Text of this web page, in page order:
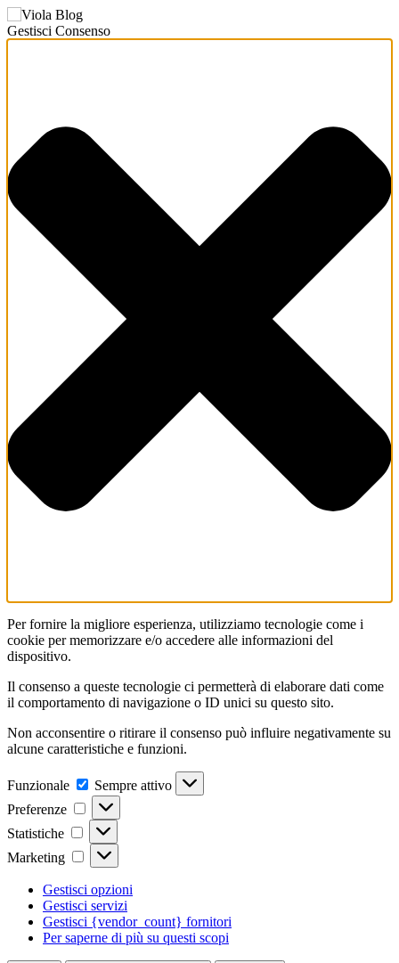
Gestisci Consenso
Per fornire la migliore esperienza, utilizziamo tecnologie come i
cookie per memorizzare e/o accedere alle informazioni del
dispositivo.
Il consenso a queste tecnologie ci permetterà di elaborare dati come
il comportamento di navigazione o ID unici su questo sito.
Non acconsentire o ritirare il consenso può influire negativamente su
alcune caratteristiche e funzioni.
Funzionale Funzionale
Sempre attivo
Preferenze
Preferenze
Statistiche Statistiche
Marketing Marketing
Gestisci opzioni
Gestisci servizi
Gestisci {vendor_count} fornitori
Per saperne di più su questi scopi